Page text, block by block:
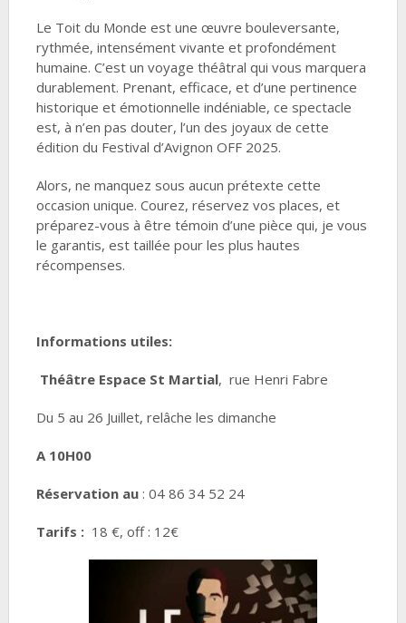
Le Toit du Monde est une œuvre bouleversante,
rythmée, intensément vivante et profondément
humaine. C’est un voyage théâtral qui vous marquera
durablement. Prenant, efficace, et d’une pertinence
historique et émotionnelle indéniable, ce spectacle
est, à n’en pas douter, l’un des joyaux de cette
édition du Festival d’Avignon OFF 2025.
Alors, ne manquez sous aucun prétexte cette
occasion unique. Courez, réservez vos places, et
préparez-vous à être témoin d’une pièce qui, je vous
le garantis, est taillée pour les plus hautes
récompenses.
Informations utiles:
Théâtre Espace St Martial, rue Henri Fabre
Du 5 au 26 Juillet, relâche les dimanche
A 10H00
Réservation au: 04 86 34 52 24
Tarifs :18 €, off : 12€